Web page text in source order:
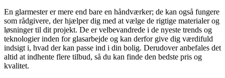
En glarmester er mere end bare en håndværker; de kan også fungere
som rådgivere, der hjælper dig med at vælge de rigtige materialer og
løsninger til dit projekt. De er velbevandrede i de nyeste trends og
teknologier inden for glasarbejde og kan derfor give dig værdifuld
indsigt i, hvad der kan passe ind i din bolig. Derudover anbefales det
altid at indhente flere tilbud, så du kan finde den bedste pris og
kvalitet.